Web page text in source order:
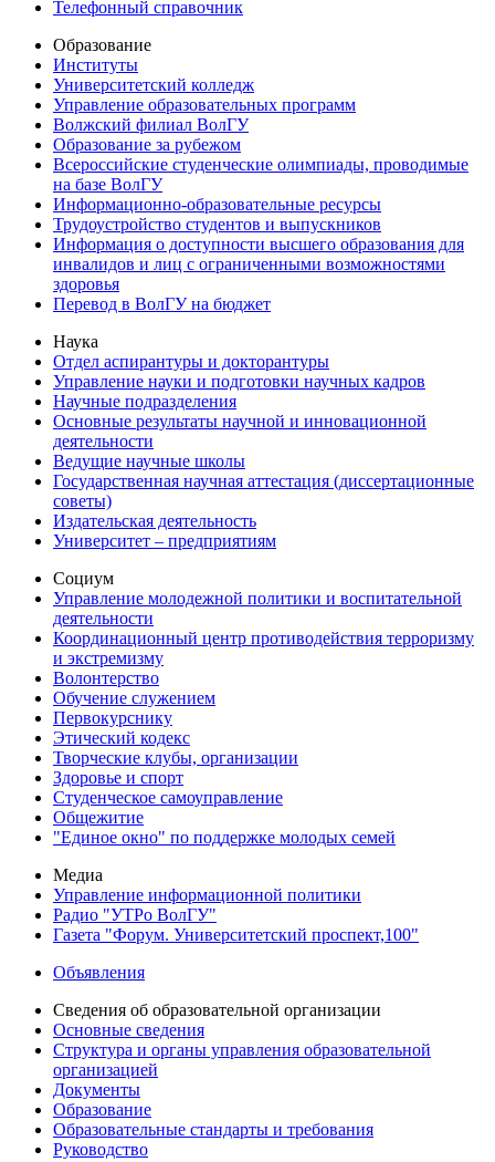
Телефонный справочник
Образование
Институты
Университетский колледж
Управление образовательных программ
Волжский филиал ВолГУ
Образование за рубежом
Всероссийские студенческие олимпиады, проводимые
на базе ВолГУ
Информационно-образовательные ресурсы
Трудоустройство студентов и выпускников
Информация о доступности высшего образования для
инвалидов и лиц с ограниченными возможностями
здоровья
Перевод в ВолГУ на бюджет
Наука
Отдел аспирантуры и докторантуры
Управление науки и подготовки научных кадров
Научные подразделения
Основные результаты научной и инновационной
деятельности
Ведущие научные школы
Государственная научная аттестация (диссертационные
советы)
Издательская деятельность
Университет – предприятиям
Социум
Управление молодежной политики и воспитательной
деятельности
Координационный центр противодействия терроризму
и экстремизму
Волонтерство
Обучение служением
Первокурснику
Этический кодекс
Творческие клубы, организации
Здоровье и спорт
Студенческое самоуправление
Общежитие
"Единое окно" по поддержке молодых семей
Медиа
Управление информационной политики
Радио "УТРо ВолГУ"
Газета "Форум. Университетский проспект,100"
Объявления
Сведения об образовательной организации
Основные сведения
Структура и органы управления образовательной
организацией
Документы
Образование
Образовательные стандарты и требования
Руководство